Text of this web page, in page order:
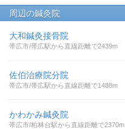
周辺の鍼灸院
大和鍼灸接骨院
帯広市/帯広駅から直線距離で2439m
佐伯治療院分院
帯広市/帯広駅から直線距離で1488m
かわかみ鍼灸院
帯広市/柏林台駅から直線距離で2370m